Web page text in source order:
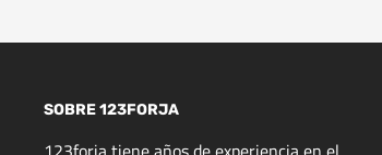
SOBRE 123FORJA